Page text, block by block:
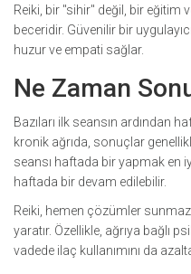
Reiki, bir "sihir" değil, bir eğitim
beceridir. Güvenilir bir
huzur ve empati sağlar.
Ne Zaman
Bazıları ilk seansın ardından
kronik ağrıda, sonuçlar
seansı haftada bir yapmak en
haftada bir devam edilebilir.
Reiki, hemen çözümler
yaratır. Özellikle, ağrıya bağlı
vadede ilaç kullanımını da